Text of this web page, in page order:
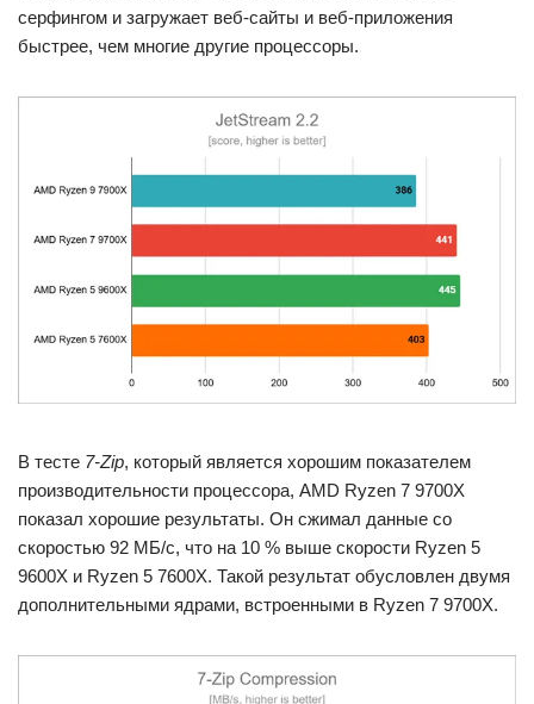
серфингом и загружает веб-сайты и веб-приложения
быстрее, чем многие другие процессоры.
В тесте 7-Zip, который является хорошим показателем
производительности процессора, AMD Ryzen 7 9700X
показал хорошие результаты. Он сжимал данные со
скоростью 92 МБ/с, что на 10 % выше скорости Ryzen 5
9600X и Ryzen 5 7600X. Такой результат обусловлен двумя
дополнительными ядрами, встроенными в Ryzen 7 9700X.